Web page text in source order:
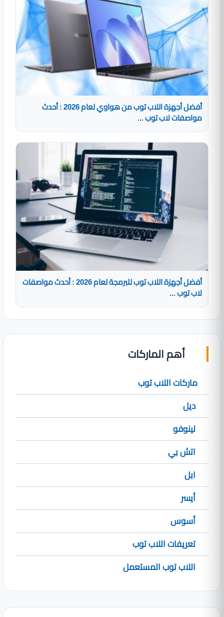
أفضل أجهزة اللاب توب من هواوي لعام 2026 : أحدث
مواصفات لاب توب ...
أفضل أجهزة اللاب توب للبرمجة لعام 2026 : أحدث مواصفات
لاب توب ...
أهم الماركات
ماركات اللاب توب
ديل
لينوفو
اتش بي
ابل
أيسر
أسوس
تعريفات اللاب توب
اللاب توب المستعمل